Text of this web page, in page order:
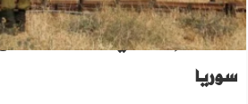
مسؤول إسرائيلي: لا نسعى
سوريا